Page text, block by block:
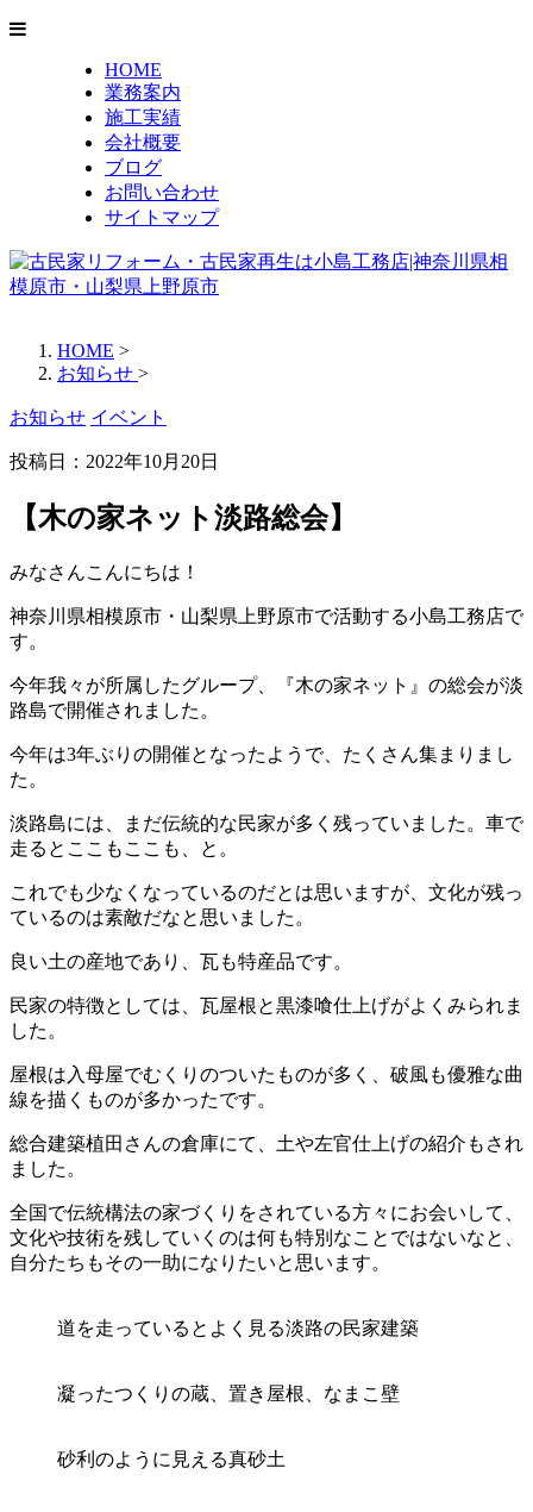
HOME
業務案内
施工実績
会社概要
ブログ
お問い合わせ
サイトマップ
HOME >
お知らせ >
お知らせ イベント
投稿日：2022年10月20日
【木の家ネット淡路総会】
みなさんこんにちは！
神奈川県相模原市・山梨県上野原市で活動する小島工務店で
す。
今年我々が所属したグループ、『木の家ネット』の総会が淡
路島で開催されました。
今年は3年ぶりの開催となったようで、たくさん集まりまし
た。
淡路島には、まだ伝統的な民家が多く残っていました。車で
走るとここもここも、と。
これでも少なくなっているのだとは思いますが、文化が残っ
ているのは素敵だなと思いました。
良い土の産地であり、瓦も特産品です。
民家の特徴としては、瓦屋根と黒漆喰仕上げがよくみられま
した。
屋根は入母屋でむくりのついたものが多く、破風も優雅な曲
線を描くものが多かったです。
総合建築植田さんの倉庫にて、土や左官仕上げの紹介もされ
ました。
全国で伝統構法の家づくりをされている方々にお会いして、
文化や技術を残していくのは何も特別なことではないなと、
自分たちもその一助になりたいと思います。
道を走っているとよく見る淡路の民家建築
凝ったつくりの蔵、置き屋根、なまこ壁
砂利のように見える真砂土